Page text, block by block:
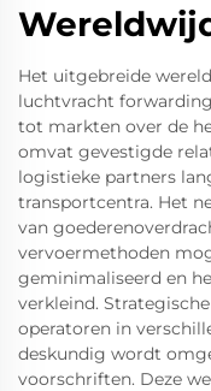
Het uitgebreide
luchtvracht
tot markten over de
omvat gevestigde
logistieke partners
transportcentra. Het
van
vervoermethoden
geminimaliseerd en
verkleind.
operatoren in
deskundig wordt
voorschriften. Deze